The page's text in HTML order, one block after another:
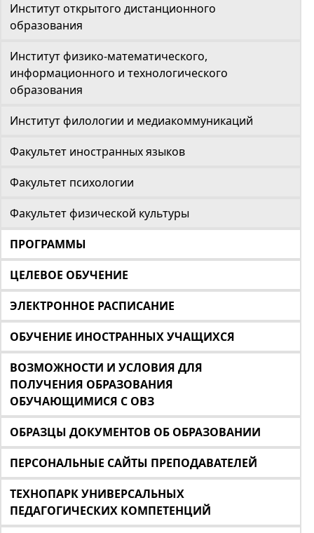
Институт открытого дистанционного
образования
Институт физико-математического,
информационного и технологического
образования
Институт филологии и медиакоммуникаций
Факультет иностранных языков
Факультет психологии
Факультет физической культуры
ПРОГРАММЫ
ЦЕЛЕВОЕ ОБУЧЕНИЕ
ЭЛЕКТРОННОЕ РАСПИСАНИЕ
ОБУЧЕНИЕ ИНОСТРАННЫХ УЧАЩИХСЯ
ВОЗМОЖНОСТИ И УСЛОВИЯ ДЛЯ
ПОЛУЧЕНИЯ ОБРАЗОВАНИЯ
ОБУЧАЮЩИМИСЯ С ОВЗ
ОБРАЗЦЫ ДОКУМЕНТОВ ОБ ОБРАЗОВАНИИ
ПЕРСОНАЛЬНЫЕ САЙТЫ ПРЕПОДАВАТЕЛЕЙ
ТЕХНОПАРК УНИВЕРСАЛЬНЫХ
ПЕДАГОГИЧЕСКИХ КОМПЕТЕНЦИЙ